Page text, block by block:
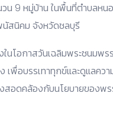
น 9 หมู่บ้าน ในพื้นที่ตำบลหน
นัสนิคม จังหวัดชลบุรี
นโอกาสวันเฉลิมพระชนมพร
พื่อบรรเทาทุกข์และดูแลคว
อดคล้องกับนโยบายของพร